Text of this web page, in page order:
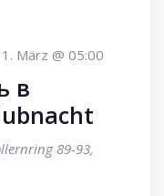
в
1. März @ 05:00
89-93,